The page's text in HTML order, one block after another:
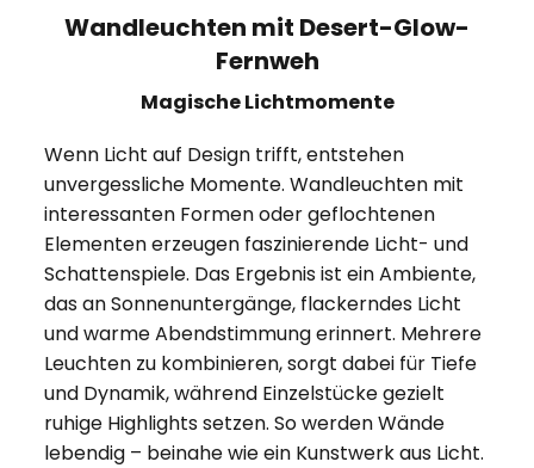
Wandleuchten mit Desert-Glow-
Fernweh
Magische Lichtmomente
Wenn Licht auf Design trifft, entstehen
unvergessliche Momente. Wandleuchten mit
interessanten Formen oder geflochtenen
Elementen erzeugen faszinierende Licht- und
Schattenspiele. Das Ergebnis ist ein Ambiente,
das an Sonnenuntergänge, flackerndes Licht
und warme Abendstimmung erinnert. Mehrere
Leuchten zu kombinieren, sorgt dabei für Tiefe
und Dynamik, während Einzelstücke gezielt
ruhige Highlights setzen. So werden Wände
lebendig – beinahe wie ein Kunstwerk aus Licht.